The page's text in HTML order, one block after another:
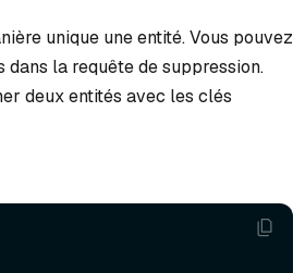
unique une entité. Vous pouvez
la requête de suppression.
deux entités avec les clés